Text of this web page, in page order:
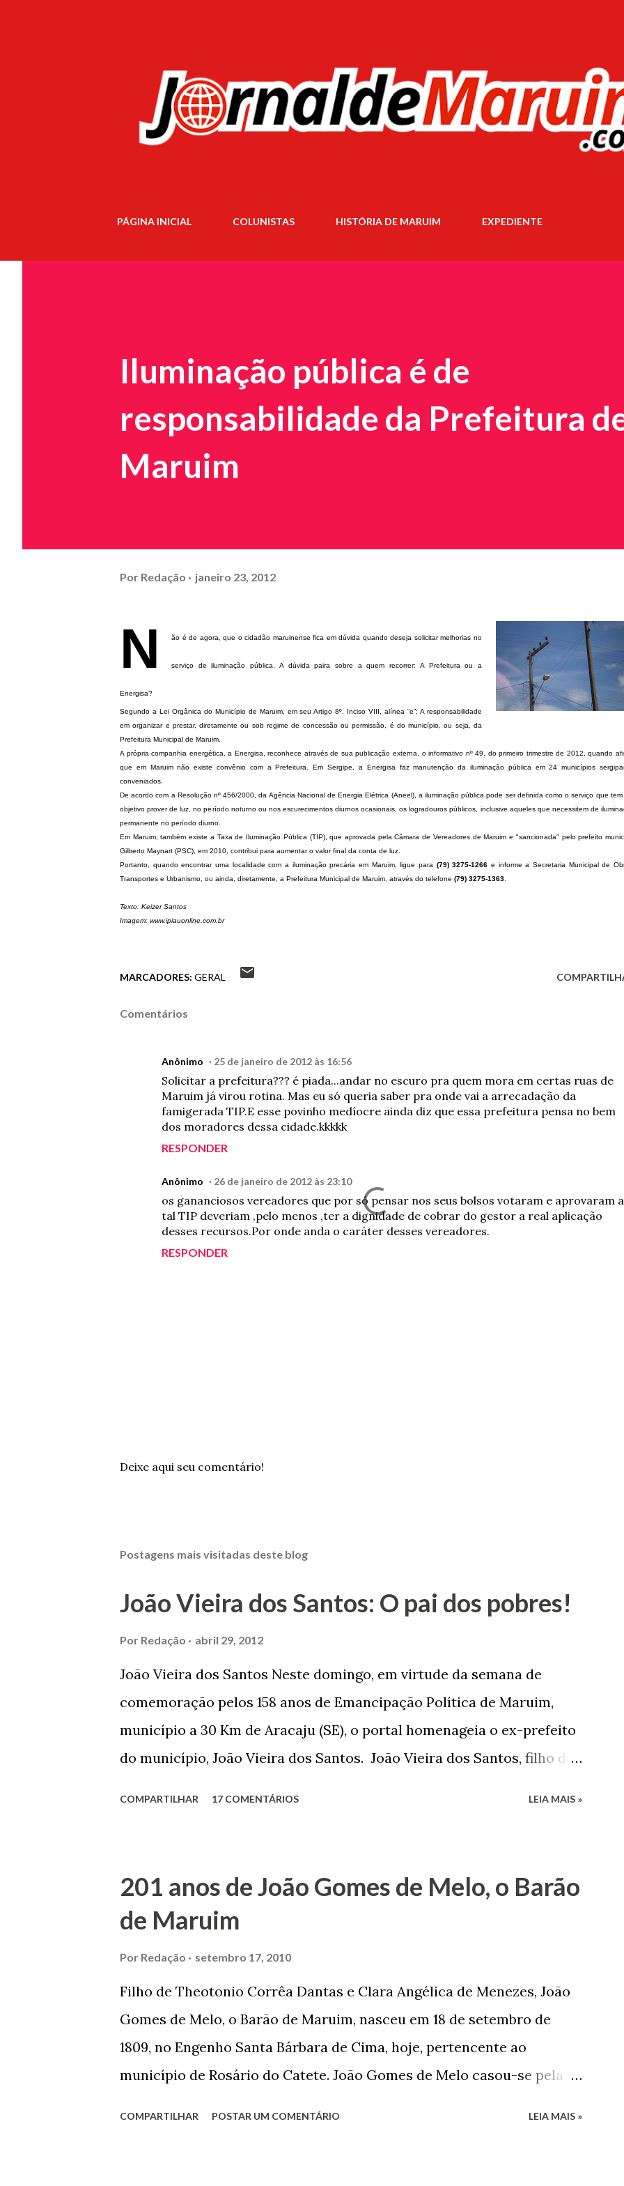
PÁGINA INICIAL COLUNISTAS HISTÓRIA DE MARUIM EXPEDIENTE
Iluminação pública é de
responsabilidade da Prefeitura
Maruim
Por Redação janeiro 23, 2012
N ão é de agora, que o cidadão maruinense fica em dúvida quando deseja solicitar melhorias no
serviço de iluminação pública. A dúvida paira sobre a quem recorrer: A Prefeitura ou a
Energisa?
Segundo a Lei Orgânica do Município de Maruim, em seu Artigo 8º, Inciso VIII, alínea “e”; A responsabilidade
em organizar e prestar, diretamente ou sob regime de concessão ou permissão, é do município, ou seja, da
Prefeitura Municipal de Maruim.
A própria companhia energética, a Energisa, reconhece através de sua publicação externa, o informativo nº 49, do primeiro trimestre de 2012, quando
que em Maruim não existe convênio com a Prefeitura. Em Sergipe, a Energisa faz manutenção da iluminação pública em 24 municípios
conveniados.
De acordo com a Resolução nº 456/2000, da Agência Nacional de Energia Elétrica (Aneel), a iluminação pública pode ser definida como o serviço que tem
objetivo prover de luz, no período noturno ou nos escurecimentos diurnos ocasionais, os logradouros públicos, inclusive aqueles que necessitem de
permanente no período diurno.
Em Maruim, também existe a Taxa de Iluminação Pública (TIP), que aprovada pela Câmara de Vereadores de Maruim e "sancionada" pelo prefeito
Gilberto Maynart (PSC), em 2010, contribui para aumentar o valor final da conta de luz.
Portanto, quando encontrar uma localidade com a iluminação precária em Maruim, ligue para (79) 3275-1266e informe a Secretaria Municipal de
Transportes e Urbanismo, ou ainda, diretamente, a Prefeitura Municipal de Maruim, através do telefone (79) 3275-1363.
Texto: Keizer Santos
Imagem: www.ipiauonline.com.br
MARCADORES: GERAL
Comentários
Anônimo 25 de janeiro de 2012 às 16:56
Solicitar a prefeitura??? é piada...andar no escuro pra quem mora em certas ruas de
Maruim já virou rotina. Mas eu só queria saber pra onde vai a arrecadação da
famigerada TIP.E esse povinho medíocre ainda diz que essa prefeitura pensa no bem
dos moradores dessa cidade.kkkkk
RESPONDER
Anônimo 26 de janeiro de 2012 às 23:10
os gananciosos vereadores que por só pensar nos seus bolsos votaram e aprovaram a
tal TIP deveriam ,pelo menos ,ter a dignidade de cobrar do gestor a real aplicação
desses recursos.Por onde anda o caráter desses vereadores.
RESPONDER
P
u
o
e
t
á
r
o
Deixe aqui seu comentário!
Postagens mais visitadas deste blog
João Vieira dos Santos: O pai dos pobres!
Por Redação abril 29, 2012
João Vieira dos Santos Neste domingo, em virtude da semana de
comemoração pelos 158 anos de Emancipação Política de Maruim,
município a 30 Km de Aracaju (SE), o portal homenageia o ex-prefeito
do município, João Vieira dos Santos. João Vieira dos Santos, filho de
se dedicar aos estudos, e então passou a colocar o trabalho em
primeiro plano para auxiliar na renda familiar. No comércio foi
garçon, dono de bar, de armarinho e depois de uma panificação. “Ao
incontáveis vezes que trabalhar copiosamente fora de seu horário
normal em trocas de gorjetas que c...
COMPARTILHAR 17 COMENTÁRIOS LEIA MAIS »
201 anos de João Gomes de Melo, o Barão
de Maruim
Por Redação setembro 17, 2010
Filho de Theotonio Corrêa Dantas e Clara Angélica de Menezes, João
Gomes de Melo, o Barão de Maruim, nasceu em 18 de setembro de
1809, no Engenho Santa Bárbara de Cima, hoje, pertencente ao
município de Rosário do Catete. João Gomes de Melo casou-se pela
COMPARTILHAR POSTAR UM COMENTÁRIO LEIA MAIS »